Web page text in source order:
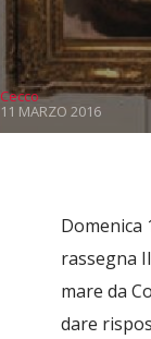
Cecco
11 MARZO 2016
Domenica
rassegna
mare da
dare